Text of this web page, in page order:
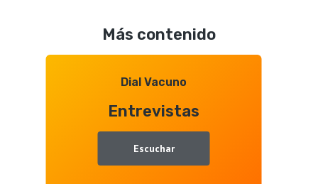
Aquitanima
2026,
entrevista
Juan
Ramón
Gallego
Más contenido
Dial Vacuno
Entrevistas
Escuchar